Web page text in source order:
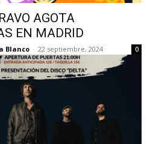
AGOTA
EN MADRID
Blanco - 22 septiembre, 2024 0